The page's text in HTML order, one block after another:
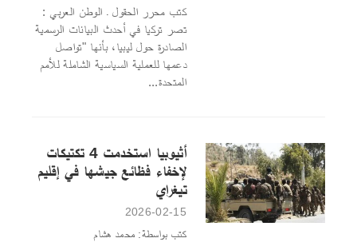
كتب محرر الحقول ـ الوطن العربي :
تصر تركيا في أحدث البيانات الرسمية
الصادرة حول ليبيا، بأنها "تواصل
دعمها للعملية السياسية الشاملة للأمم
المتحدة...
أثيوبيا استخدمت 4 تكتيكات
لإخفاء فظائع جيشها في إقليم
تيغراي
2026-02-15
كتب بواسطة: محمد هشام